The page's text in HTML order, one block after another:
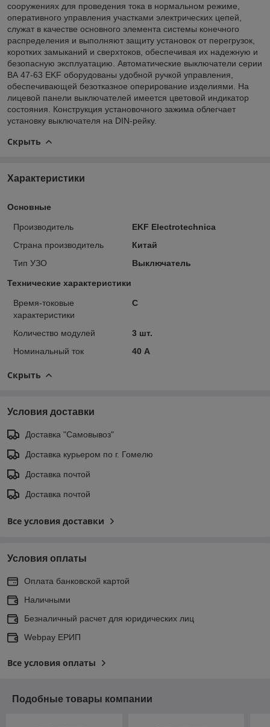
сооружениях для проведения тока в нормальном режиме,
оперативного управления участками электрических цепей,
служат в качестве основного элемента системы конечного
распределения и выполняют защиту установок от перегрузок,
коротких замыканий и сверхтоков, обеспечивая их надежную и
безопасную эксплуатацию. Автоматические выключатели серии
ВА 47-63 EKF оборудованы удобной ручкой управления,
обеспечивающей безотказное оперирование изделиями. На
лицевой панели выключателей имеется цветовой индикатор
состояния. Конструкция установочного зажима облегчает
установку выключателя на DIN-рейку.
Скрыть
Характеристики
Основные
Производитель
EKF Electrotechnica
Страна производитель
Китай
Тип УЗО
Выключатель
Технические характеристики
Время-токовые
характеристики
C
Количество модулей
3 шт.
Номинальный ток
40 А
Скрыть
Условия доставки
Доставка "Самовывоз"
Доставка курьером по г. Гомелю
Доставка почтой
Доставка почтой
Все условия доставки
Условия оплаты
Оплата банковской картой
Наличными
Безналичный расчет для юридических лиц
Webpay ЕРИП
Все условия оплаты
Подобные товары компании